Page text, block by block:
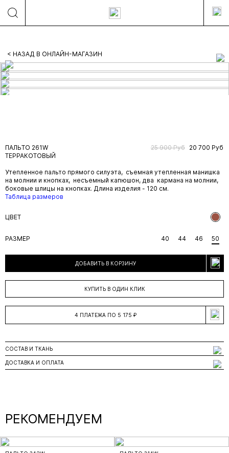
< НАЗАД В ОНЛАЙН-МАГАЗИН
ПАЛЬТО 261W
ТЕРРАКОТОВЫЙ
25 900 Руб 20 700 Руб
Утепленное пальто прямого силуэта, съемная утепленная манишка
на молнии и кнопках, несъемный капюшон, два кармана на молнии,
боковые шлицы на кнопках. Длина изделия - 120 см.
Таблица размеров
ЦВЕТ
РАЗМЕР 50
46
44
40
ДОБАВИТЬ В КОРЗИНУ
КУПИТЬ В ОДИН КЛИК
4 ПЛАТЕЖА ПО 5 175 ₽
СОСТАВ И ТКАНЬ
ДОСТАВКА И ОПЛАТА
РЕКОМЕНДУЕМ